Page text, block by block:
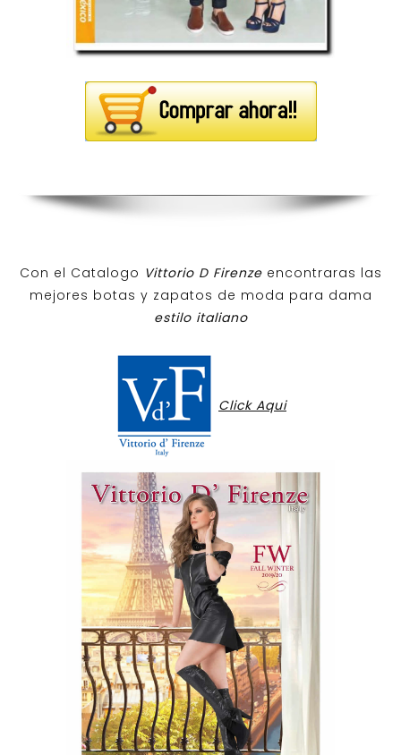
Con el Catalogo Vittorio D Firenzeencontraras las
mejores botas y zapatos de moda para dama
estilo italiano
Click Aqui